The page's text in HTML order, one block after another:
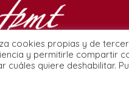
cookies propias y de
y permitirle compartir
cuáles quiere deshabilitar.